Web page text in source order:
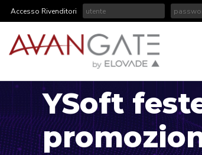
Accesso Rivenditori
YSoft